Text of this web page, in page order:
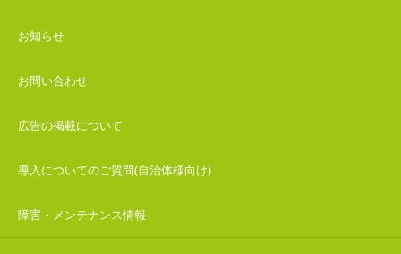
お知らせ
お問い合わせ
広告の掲載について
導入についてのご質問(自治体様向け)
障害・メンテナンス情報